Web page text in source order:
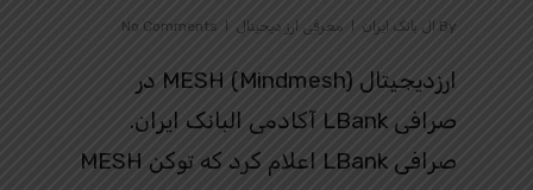
By ال بانک ایران معرفی ارز دیجیتال No Comments
ارزدیجیتال MESH (Mindmesh) در
صرافی LBank آکادمی البانک ایران.
صرافی LBank اعلام کرد که توکن MESH